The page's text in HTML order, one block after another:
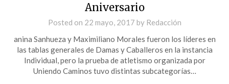
Aniversario
Posted on 22 mayo, 2017 by Redacción
anina Sanhueza y Maximiliano Morales fueron los líderes en
las tablas generales de Damas y Caballeros en la instancia
Individual, pero la prueba de atletismo organizada por
Uniendo Caminos tuvo distintas subcategorías…